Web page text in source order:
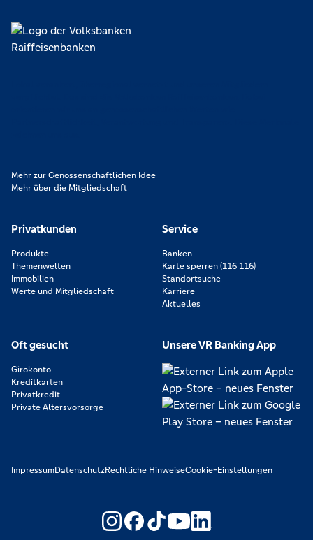
Mehr zur Genossenschaftlichen Idee
Mehr über die Mitgliedschaft
Privatkunden
Produkte
Themenwelten
Immobilien
Werte und Mitgliedschaft
Service
Banken
Karte sperren (116 116)
Standortsuche
Karriere
Aktuelles
Oft gesucht
Girokonto
Kreditkarten
Privatkredit
Private Altersvorsorge
Unsere VR Banking App
ImpressumDatenschutzRechtliche HinweiseCookie-Einstellungen
https://www.youtube.com/
https://